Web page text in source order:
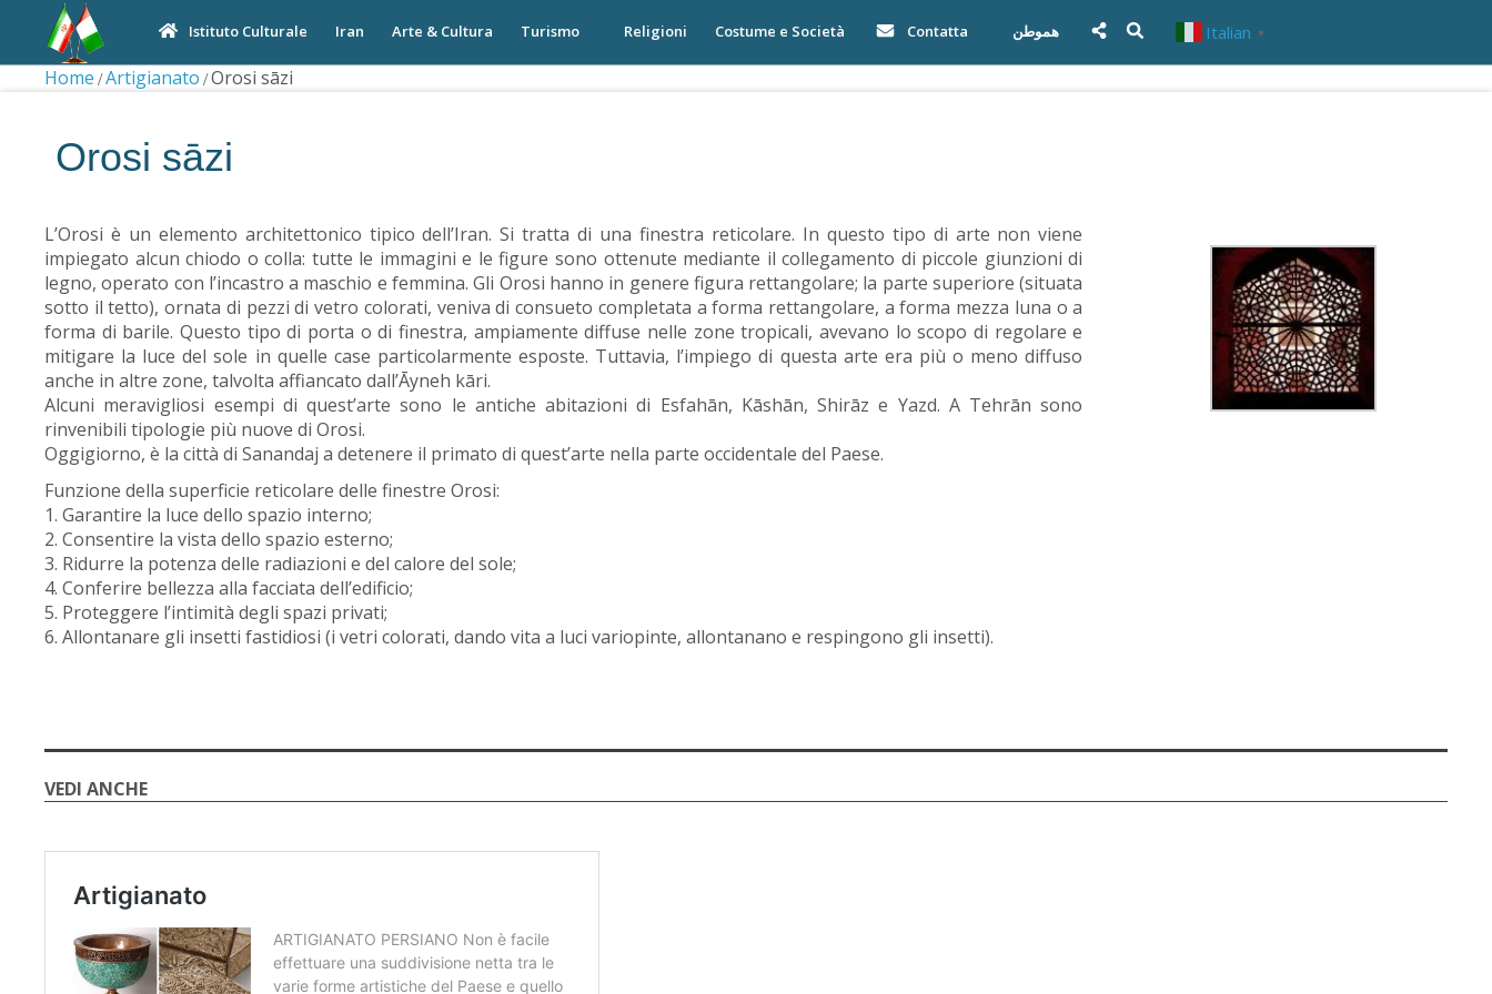
Istituto Culturale Iran Arte & Cultura Turismo Religioni Costume e Società Contatta هموطن Italian ▼
Home Artigianato Orosi sāzi
Orosi sāzi
L’Orosi è un elemento architettonico tipico dell’Iran. Si tratta di una finestra reticolare. In questo tipo di arte non viene
impiegato alcun chiodo o colla: tutte le immagini e le figure sono ottenute mediante il collegamento di piccole giunzioni di
legno, operato con l’incastro a maschio e femmina. Gli Orosi hanno in genere figura rettangolare; la parte superiore (situata
sotto il tetto), ornata di pezzi di vetro colorati, veniva di consueto completata a forma rettangolare, a forma mezza luna o a
forma di barile. Questo tipo di porta o di finestra, ampiamente diffuse nelle zone tropicali, avevano lo scopo di regolare e
mitigare la luce del sole in quelle case particolarmente esposte. Tuttavia, l’impiego di questa arte era più o meno diffuso
anche in altre zone, talvolta affiancato dall’Āyneh kāri.
Alcuni meravigliosi esempi di quest’arte sono le antiche abitazioni di Esfahān, Kāshān, Shirāz e Yazd. A Tehrān sono
rinvenibili tipologie più nuove di Orosi.
Oggigiorno, è la città di Sanandaj a detenere il primato di quest’arte nella parte occidentale del Paese.
Funzione della superficie reticolare delle finestre Orosi:
1. Garantire la luce dello spazio interno;
2. Consentire la vista dello spazio esterno;
3. Ridurre la potenza delle radiazioni e del calore del sole;
4. Conferire bellezza alla facciata dell’edificio;
5. Proteggere l’intimità degli spazi privati;
6. Allontanare gli insetti fastidiosi (i vetri colorati, dando vita a luci variopinte, allontanano e respingono gli insetti).
VEDI ANCHE